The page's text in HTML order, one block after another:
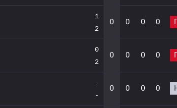
1
2
0 0 0 0
0
2
0 0 0 0
-
-
0 0 0 0